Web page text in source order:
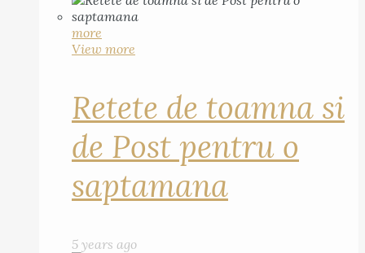
more
View more
Retete de toamna si
de Post pentru o
saptamana
5 years ago